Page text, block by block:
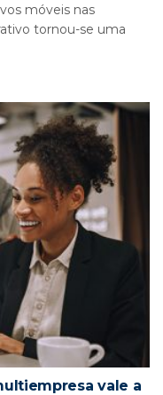
móveis nas
tornou-se uma
vale a